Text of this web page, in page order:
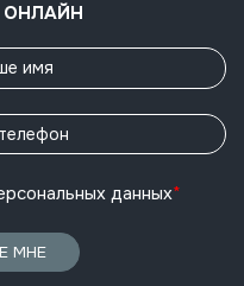
ОНЛАЙН
данных*
МНЕ